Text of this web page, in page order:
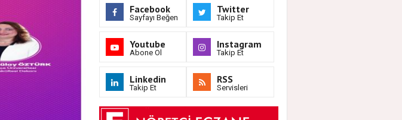
Facebook
Sayfayı Beğen
Twitter
Takip Et
Youtube
Abone Ol
Instagram
Takip Et
Linkedin
Takip Et
RSS
Servisleri